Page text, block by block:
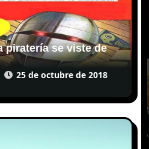
piratería se viste de
25 de octubre de 2018